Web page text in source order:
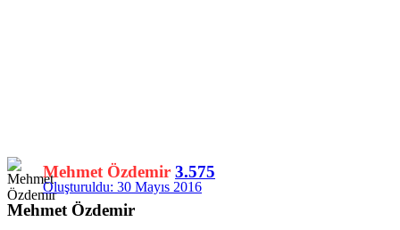
Mehmet Özdemir 3.575
Oluşturuldu: 30 Mayıs 2016
Mehmet Özdemir